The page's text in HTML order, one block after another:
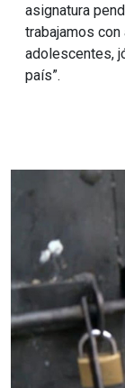
asignatura
trabajamos
adolescentes,
país”.